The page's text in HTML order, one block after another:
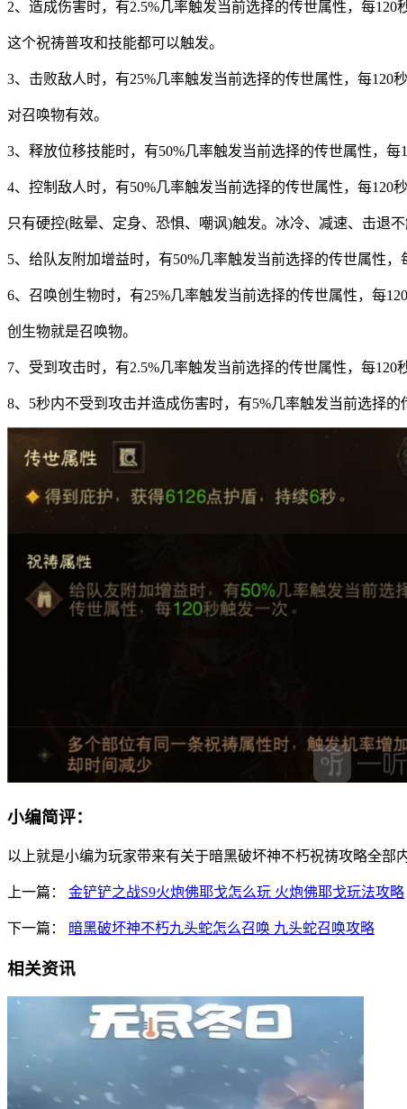
2、造成伤害时，有2.5%几率触发当前选择的传世属性，每120
这个祝祷普攻和技能都可以触发。
3、击败敌人时，有25%几率触发当前选择的传世属性，每120秒
对召唤物有效。
3、释放位移技能时，有50%几率触发当前选择的传世属性，每
4、控制敌人时，有50%几率触发当前选择的传世属性，每120
只有硬控(眩晕、定身、恐惧、嘲讽)触发。冰冷、减速、击退不
5、给队友附加增益时，有50%几率触发当前选择的传世属性，
6、召唤创生物时，有25%几率触发当前选择的传世属性，每120
创生物就是召唤物。
7、受到攻击时，有2.5%几率触发当前选择的传世属性，每120
8、5秒内不受到攻击并造成伤害时，有5%几率触发当前选择的
小编简评：
以上就是小编为玩家带来有关于暗黑破坏神不朽祝祷攻略全部
上一篇： 金铲铲之战S9火炮佛耶戈怎么玩 火炮佛耶戈玩法攻略
下一篇： 暗黑破坏神不朽九头蛇怎么召唤 九头蛇召唤攻略
相关资讯